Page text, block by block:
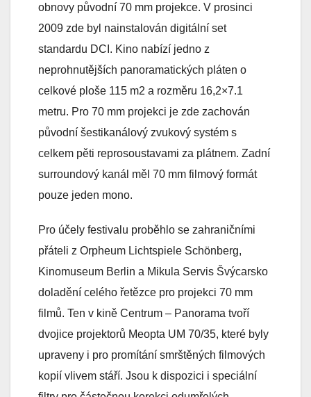
obnovy původní 70 mm projekce. V prosinci
2009 zde byl nainstalován digitální set
standardu DCI. Kino nabízí jedno z
neprohnutějších panoramatických pláten o
celkové ploše 115 m2 a rozměru 16,2×7.1
metru. Pro 70 mm projekci je zde zachován
původní šestikanálový zvukový systém s
celkem pěti reprosoustavami za plátnem. Zadní
surroundový kanál měl 70 mm filmový formát
pouze jeden mono.
Pro účely festivalu proběhlo se zahraničními
přáteli z Orpheum Lichtspiele Schönberg,
Kinomuseum Berlin a Mikula Servis Švýcarsko
doladění celého řetězce pro projekci 70 mm
filmů. Ten v kině Centrum – Panorama tvoří
dvojice projektorů Meopta UM 70/35, které byly
upraveny i pro promítání smrštěných filmových
kopií vlivem stáří. Jsou k dispozici i speciální